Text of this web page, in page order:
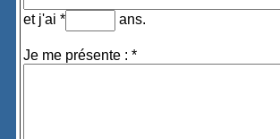
et j'ai * ans.
Je me présente : *